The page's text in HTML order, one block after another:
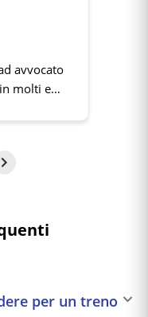
avvocato
molti e
per un treno